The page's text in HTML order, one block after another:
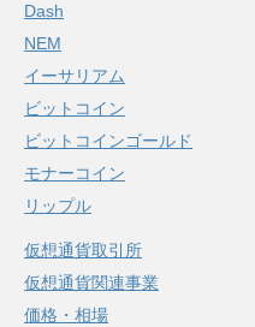
Dash
NEM
イーサリアム
ビットコイン
ビットコインゴールド
モナーコイン
リップル
仮想通貨取引所
仮想通貨関連事業
価格・相場